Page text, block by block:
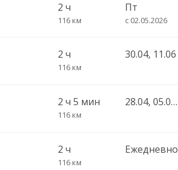
2 ч
116 км
Пт
с 02.05.2026
2 ч
116 км
30.04, 11.06
2 ч 5 мин
116 км
28.04, 05.05, 12.05, 27.04, 08.05, 30.04, 07.05, 11.06
2 ч
116 км
Ежедневно